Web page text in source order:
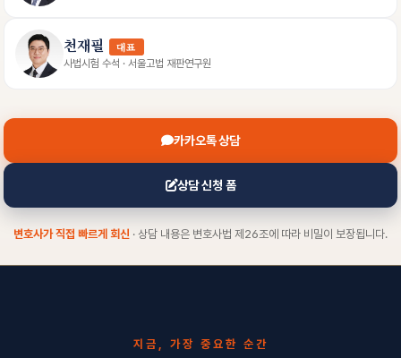
천재필 대표
사법시험 수석 · 서울고법 재판연구원
카카오톡 상담
상담 신청 폼
변호사가 직접 빠르게 회신 · 상담 내용은 변호사법 제26조에 따라 비밀이 보장됩니다.
지금, 가장 중요한 순간